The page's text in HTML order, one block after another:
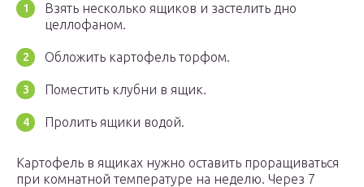
Взять несколько ящиков и застелить дно
целлофаном.
Обложить картофель торфом.
Поместить клубни в ящик.
Пролить ящики водой.
Картофель в ящиках нужно оставить проращиваться
при комнатной температуре на неделю. Через 7